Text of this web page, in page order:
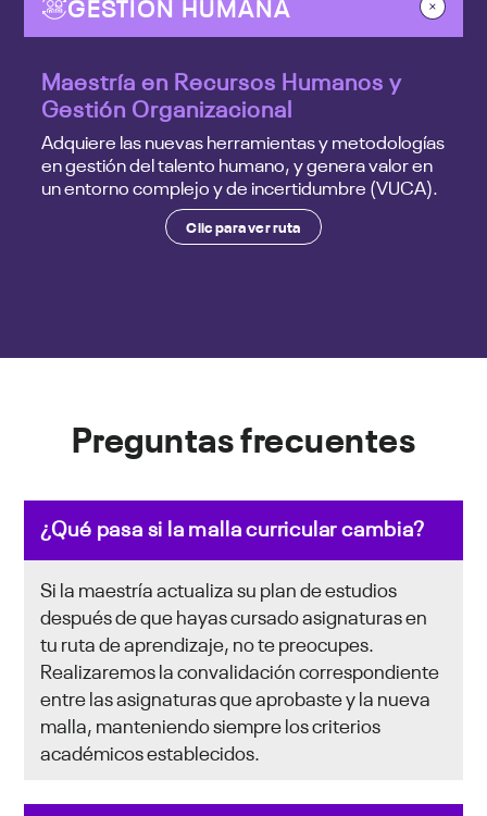
Maestría en Recursos Humanos y
Gestión Organizacional
Adquiere las nuevas herramientas y metodologías
en gestión del talento humano, y genera valor en
un entorno complejo y de incertidumbre (VUCA).
Clic para ver ruta
Preguntas frecuentes
¿Qué pasa si la malla curricular cambia?
Si la maestría actualiza su plan de estudios
después de que hayas cursado asignaturas en
tu ruta de aprendizaje, no te preocupes.
Realizaremos la convalidación correspondiente
entre las asignaturas que aprobaste y la nueva
malla, manteniendo siempre los criterios
académicos establecidos.